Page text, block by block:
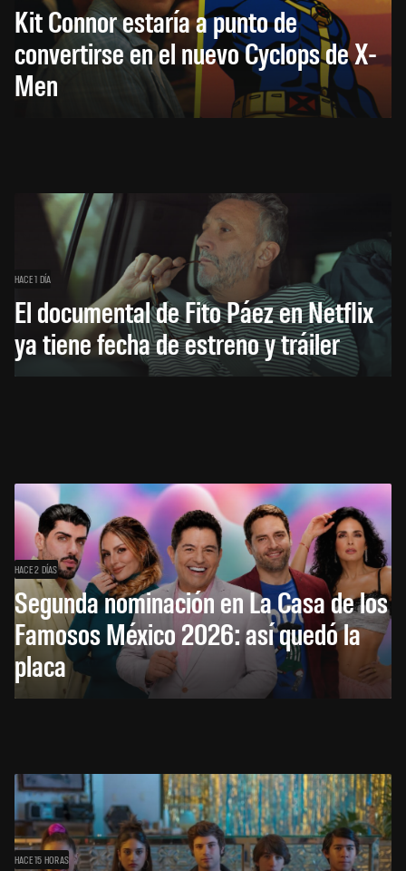
Kit Connor estaría a punto de
convertirse en el nuevo Cyclops de X-
Men
HACE 1 DÍA
El documental de Fito Páez en Netflix
ya tiene fecha de estreno y tráiler
HACE 2 DÍAS
Segunda nominación en La Casa de los
Famosos México 2026: así quedó la
placa
HACE 15 HORAS